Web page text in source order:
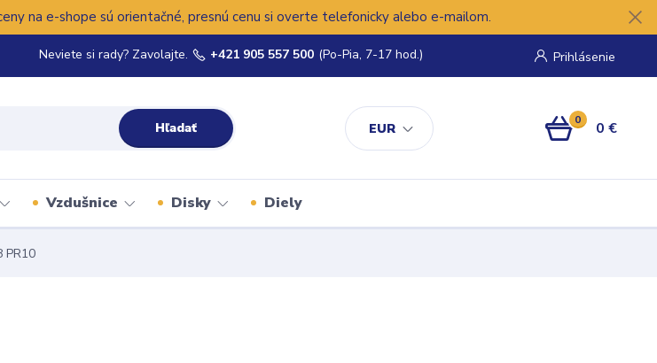
na e-shope sú orientačné, presnú cenu si overte telefonicky alebo e-mailom.
EUR
Prihlásenie
Hľadať
Neviete si rady? Zavolajte. +421 905 557 500 (Po-Pia, 7-17 hod.)
0 0 €
Vzdušnice Disky Diely
PR10